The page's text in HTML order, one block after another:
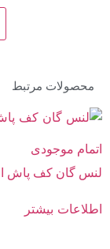
محصولات مرتبط
اتمام موجودی
لنس گان کف پاش
اطلاعات بیشتر